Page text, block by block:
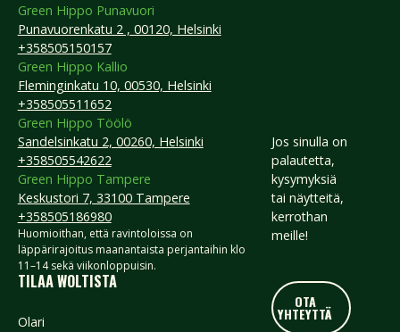
Footer
Green Hippo Punavuori
Punavuorenkatu 2 , 00120, Helsinki
+358505150157
Green Hippo Kallio
Fleminginkatu 10, 00530, Helsinki
+358505511652
Green Hippo Töölö
Sandelsinkatu 2, 00260, Helsinki
+358505542622
Green Hippo Tampere
Keskustori 7, 33100 Tampere
+358505186980
Huomioithan, että ravintoloissa on
läppärirajoitus maanantaista perjantaihin klo
11–14 sekä viikonloppuisin.
TILAA WOLTISTA
Olari
Jos sinulla on
palautetta,
kysymyksiä
tai näytteitä,
kerrothan
meille!
OTA YHTEYTTÄ
OTA
YHTEYTTÄ